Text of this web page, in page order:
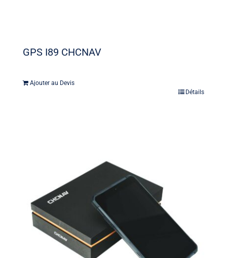
GPS I89 CHCNAV
Ajouter au Devis
Détails